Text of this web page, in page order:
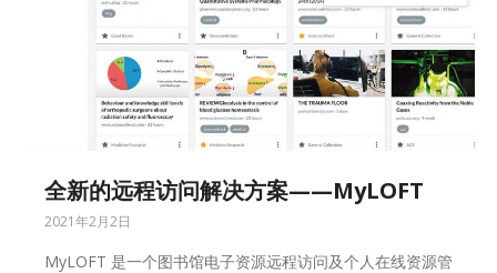
全新的远程访问解决方案——MyLOFT
2021年2月2日
MyLOFT 是一个图书馆电子资源远程访问及个人在线资源管